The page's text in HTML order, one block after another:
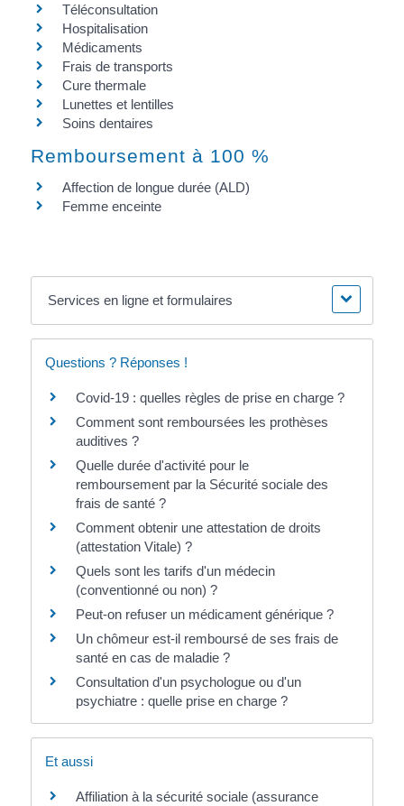
Téléconsultation
Hospitalisation
Médicaments
Frais de transports
Cure thermale
Lunettes et lentilles
Soins dentaires
Remboursement à 100 %
Affection de longue durée (ALD)
Femme enceinte
Services en ligne et formulaires
Questions ? Réponses !
Covid-19 : quelles règles de prise en charge ?
Comment sont remboursées les prothèses
auditives ?
Quelle durée d'activité pour le
remboursement par la Sécurité sociale des
frais de santé ?
Comment obtenir une attestation de droits
(attestation Vitale) ?
Quels sont les tarifs d'un médecin
(conventionné ou non) ?
Peut-on refuser un médicament générique ?
Un chômeur est-il remboursé de ses frais de
santé en cas de maladie ?
Consultation d'un psychologue ou d'un
psychiatre : quelle prise en charge ?
Et aussi
Affiliation à la sécurité sociale (assurance